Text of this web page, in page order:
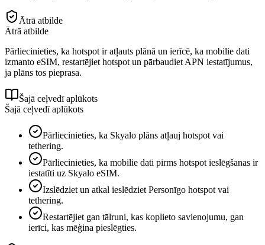
Ātrā atbilde
Ātrā atbilde
Pārliecinieties, ka hotspot ir atļauts plānā un ierīcē, ka mobilie dati
izmanto eSIM, restartējiet hotspot un pārbaudiet APN iestatījumus,
ja plāns tos pieprasa.
Šajā ceļvedī aplūkots
Šajā ceļvedī aplūkots
Pārliecinieties, ka Skyalo plāns atļauj hotspot vai
tethering.
Pārliecinieties, ka mobilie dati pirms hotspot ieslēgšanas ir
iestatīti uz Skyalo eSIM.
Izslēdziet un atkal ieslēdziet Personīgo hotspot vai
tethering.
Restartējiet gan tālruni, kas koplieto savienojumu, gan
ierīci, kas mēģina pieslēgties.